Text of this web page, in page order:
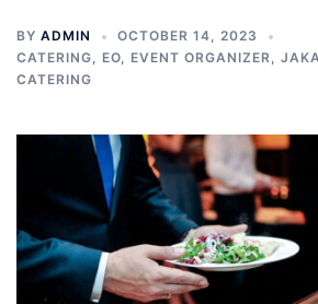
BY ADMIN
OCTOBER 14, 2023
CATERING, EO, EVENT ORGANIZER,
CATERING